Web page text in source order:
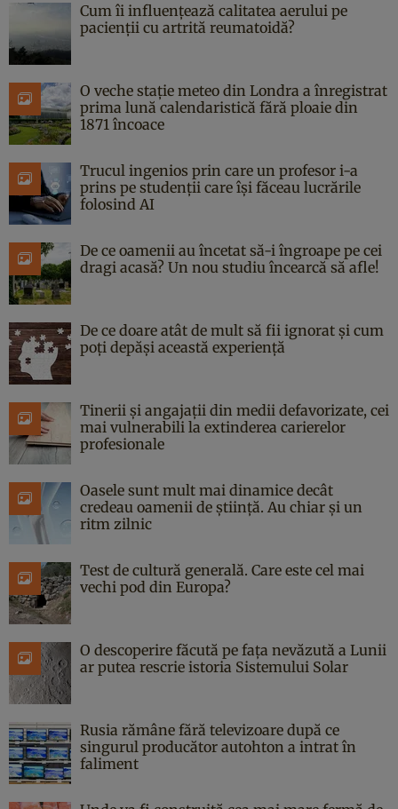
Cum îi influențează calitatea aerului pe
pacienții cu artrită reumatoidă?
O veche stație meteo din Londra a înregistrat
prima lună calendaristică fără ploaie din
1871 încoace
Trucul ingenios prin care un profesor i-a
prins pe studenții care își făceau lucrările
folosind AI
De ce oamenii au încetat să-i îngroape pe cei
dragi acasă? Un nou studiu încearcă să afle!
De ce doare atât de mult să fii ignorat și cum
poți depăși această experiență
Tinerii și angajații din medii defavorizate, cei
mai vulnerabili la extinderea carierelor
profesionale
Oasele sunt mult mai dinamice decât
credeau oamenii de știință. Au chiar și un
ritm zilnic
Test de cultură generală. Care este cel mai
vechi pod din Europa?
O descoperire făcută pe fața nevăzută a Lunii
ar putea rescrie istoria Sistemului Solar
Rusia rămâne fără televizoare după ce
singurul producător autohton a intrat în
faliment